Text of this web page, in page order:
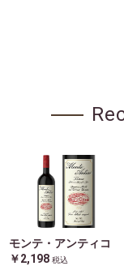
モンテ・アンティコ
￥2,198 税込